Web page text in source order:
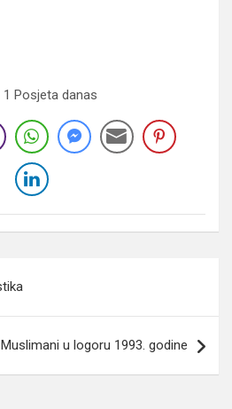
1 Posjeta danas
u logoru 1993. godine